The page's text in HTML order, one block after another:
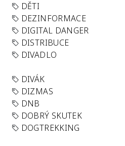
DĚTI
DEZINFORMACE
DIGITAL DANGER
DISTRIBUCE
DIVADLO
DIVÁK
DIZMAS
DNB
DOBRÝ SKUTEK
DOGTREKKING